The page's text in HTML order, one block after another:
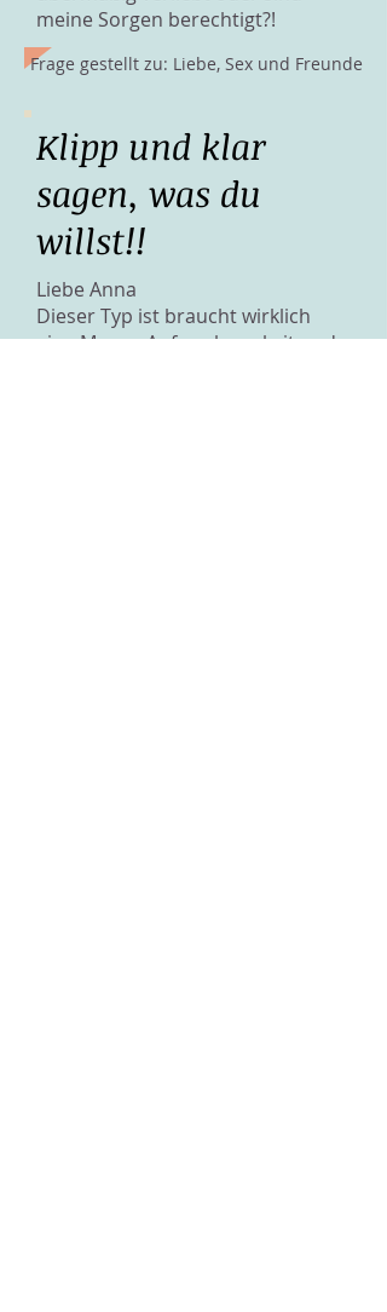
meine Sorgen berechtigt?!
Frage gestellt zu: Liebe, Sex und Freunde
Klipp und klar
sagen, was du
willst!!
Liebe Anna
Dieser Typ ist braucht wirklich
eine Menge Aufmerksamkeit und